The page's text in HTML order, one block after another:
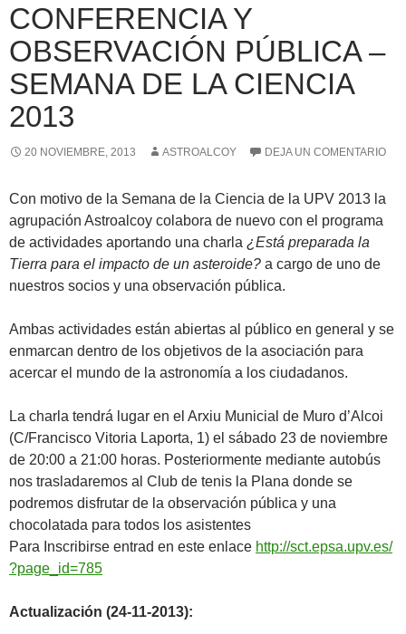
CONFERENCIA Y
OBSERVACIÓN PÚBLICA –
SEMANA DE LA CIENCIA
2013
20 NOVIEMBRE, 2013 ASTROALCOY DEJA UN COMENTARIO
Con motivo de la Semana de la Ciencia de la UPV 2013 la
agrupación Astroalcoy colabora de nuevo con el programa
de actividades aportando una charla ¿Está preparada la
Tierra para el impacto de un asteroide? a cargo de uno de
nuestros socios y una observación pública.
Ambas actividades están abiertas al público en general y se
enmarcan dentro de los objetivos de la asociación para
acercar el mundo de la astronomía a los ciudadanos.
La charla tendrá lugar en el Arxiu Municial de Muro d’Alcoi
(C/Francisco Vitoria Laporta, 1) el sábado 23 de noviembre
de 20:00 a 21:00 horas. Posteriormente mediante autobús
nos trasladaremos al Club de tenis la Plana donde se
podremos disfrutar de la observación pública y una
chocolatada para todos los asistentes
Para Inscribirse entrad en este enlace http://sct.epsa.upv.es/
?page_id=785
Actualización (24-11-2013):